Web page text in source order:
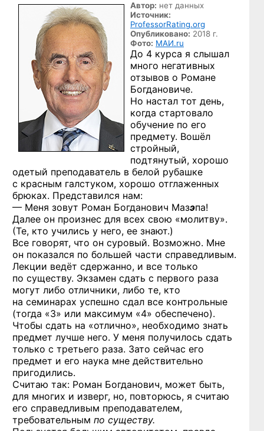
Автор: нет данных
Источник:
ProfessorRating.org
Опубликовано: 2018 г.
Фото: МАИ.ru
До 4 курса я слышал
много негативных
отзывов о Романе
Богдановиче.
Но настал тот день,
когда стартовало
обучение по его
предмету. Вошёл
стройный,
подтянутый, хорошо
одетый преподаватель в белой рубашке
с красным галстуком, хорошо отглаженных
брюках. Представился нам:
— Меня зовут Роман Богданович Мазэпа!
Далее он произнес для всех свою «молитву».
(Те, кто учились у него, ее знают.)
Все говорят, что он суровый. Возможно. Мне
он показался по большей части справедливым.
Лекции ведёт сдержанно, и все только
по существу. Экзамен сдать с первого раза
могут либо отличники, либо те, кто
на семинарах успешно сдал все контрольные
(тогда «3» или максимум «4» обеспечено).
Чтобы сдать на «отлично», необходимо знать
предмет лучше него. У меня получилось сдать
только с третьего раза. Зато сейчас его
предмет и его наука мне действительно
пригодились.
Считаю так: Роман Богданович, может быть,
для многих и изверг, но, повторюсь, я считаю
его справедливым преподавателем,
требовательным по существу.